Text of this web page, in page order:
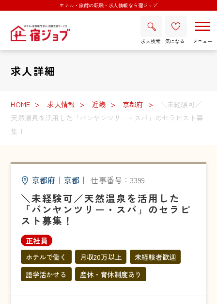
ホテル・旅館の転職・求人情報なら宿ジョブ
求人検索 気になる
求人詳細
HOME 求人情報 近畿 京都府
＼未経験可／
天然温泉を活用した「バンヤンツリー・スパ」のセラピスト募
集！
京都府 ｜ 京都 ｜ 仕事番号：3399
＼未経験可／天然温泉を活用した
「バンヤンツリー・スパ」のセラピ
スト募集！
正社員
ホテルで働く 月収20万以上
未経験者歓迎
語学活かせる
産休・育休制度あり